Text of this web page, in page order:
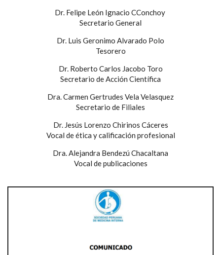
Dr. Felipe León Ignacio CConchoy
Secretario General
Dr. Luis Geronimo Alvarado Polo
Tesorero
Dr. Roberto Carlos Jacobo Toro
Secretario de Acción Científica
Dra. Carmen Gertrudes Vela Velasquez
Secretario de Filiales
Dr. Jesús Lorenzo Chirinos Cáceres
Vocal de ética y calificación profesional
Dra. Alejandra Bendezú Chacaltana
Vocal de publicaciones